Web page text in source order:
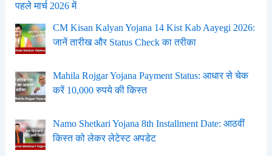
पहले मार्च 2026 में
CM Kisan Kalyan Yojana 14 Kist Kab Aayegi 2026:
जानें तारीख और Status Check का तरीका
Mahila Rojgar Yojana Payment Status: आधार से चेक
करें 10,000 रुपये की किस्त
Namo Shetkari Yojana 8th Installment Date: आठवीं
किस्त को लेकर लेटेस्ट अपडेट